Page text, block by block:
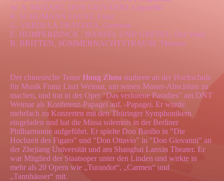
W. A. MOZART, DON GIOVANNI, Leporello
R. SCHUMANN FAUST, Faust
G. VERDI LA TRAVIATA, Germont
E. HUMPERDINCK , HANSEL UND GRETEL, Der Vater
B. BRITTEN, SOMMERNACHTSTRAUM, Theseus
Der chinesische Tenor Hong Zhou studierte an der Hochschule
für Musik Franz Liszt Weimar, um seinen Master-Abschluss zu
machen, und trat in der Oper "Das verlorene Paradies" am DNT
Weimar als Konferenz-Papagei auf. -Papagei. Er wurde
mehrfach zu Konzerten mit den Thüringer Symphonikern
eingeladen und hat die Missa solemnis in der Berliner
Philharmonie aufgeführt. Er spielte Don Basilio in "Die
Hochzeit des Figaro" und "Don Ottavio" in "Don Giovanni" an
der Zhejiang Universität und am Shanghai Lanxin Theater. Er
war Mitglied der Staatsoper unter den Linden und wirkte in
mehr als 20 Opern wie „Turandot“, „Carmen“ und
„Tannhäuser“ mit.